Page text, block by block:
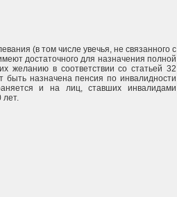
(в том числе увечья, не связанного с
достаточного для назначения полной
желанию в соответствии со статьей 32
назначена пенсия по инвалидности
и на лиц, ставших инвалидами
лет.